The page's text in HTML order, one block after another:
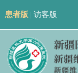
患者版 | 访客版